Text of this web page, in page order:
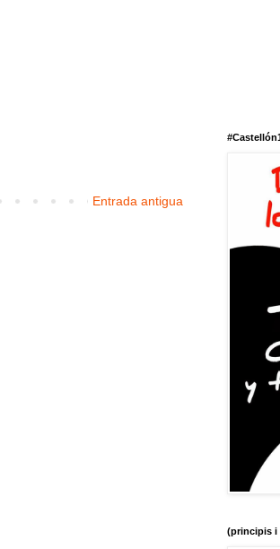
Entrada antigua
(principis i